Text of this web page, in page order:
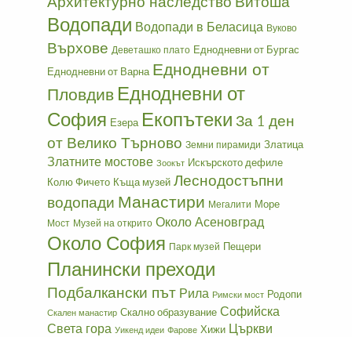
Водопади Водопади в Беласица Вуково
Върхове Деветашко плато Еднодневни от Бургас
Еднодневни от Варна Еднодневни от
Пловдив Еднодневни от
София Езера Екопътеки За 1 ден
от Велико Търново Земни пирамиди Златица
Златните мостове Зоокът Искърското дефиле
Колю Фичето Къща музей Леснодостъпни
водопади Манастири Мегалити Море
Мост Музей на открито Около Асеновград
Около София Парк музей Пещери
Планински преходи
Подбалкански път Рила Римски мост Родопи
Скален манастир Скално образувание Софийска
Света гора Уикенд идеи Фарове Хижи Църкви